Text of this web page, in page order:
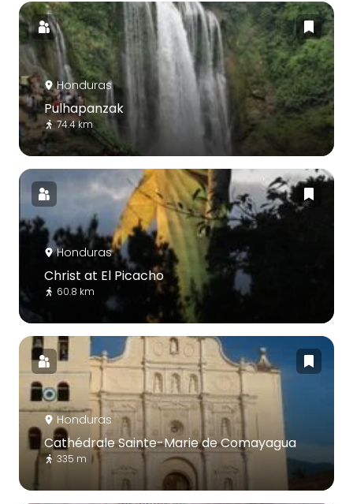
Honduras
Pulhapanzak
74.4 km
Honduras
Christ at El Picacho
60.8 km
Honduras
Cathédrale Sainte-Marie de Comayagua
335 m